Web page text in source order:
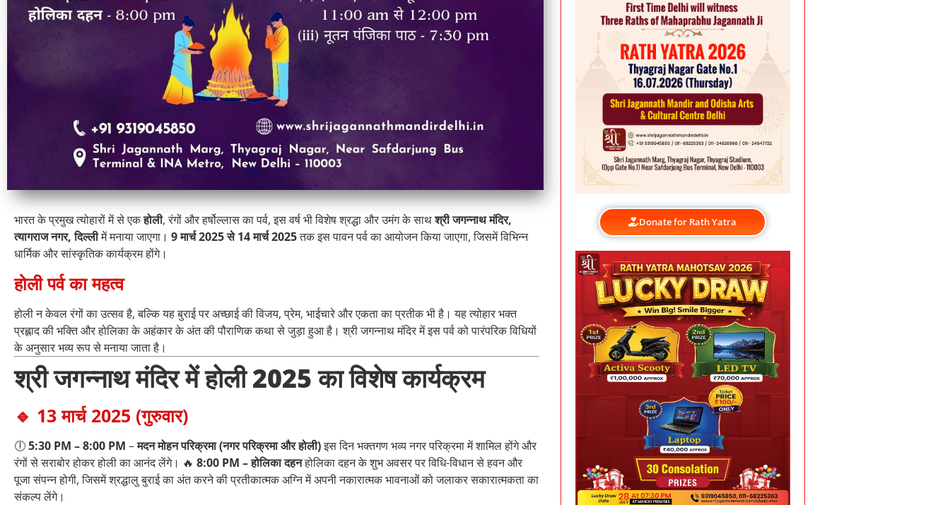
भारत के प्रमुख त्योहारों में से एकहोली, रंगों और हर्षोल्लास का पर्व, इस वर्ष भी विशेष श्रद्धा और उमंग के साथश्री जगन्नाथ मंदिर,
त्यागराज नगर, दिल्लीमें मनाया जाएगा। 9 मार्च 2025 से 14 मार्च 2025तक इस पावन पर्व का आयोजन किया जाएगा, जिसमें विभिन्न
धार्मिक और सांस्कृतिक कार्यक्रम होंगे।
होली पर्व का महत्व
होली न केवल रंगों का उत्सव है, बल्कि यह बुराई पर अच्छाई की विजय, प्रेम, भाईचारे और एकता का प्रतीक भी है। यह त्योहार भक्त
प्रह्लाद की भक्ति और होलिका के अहंकार के अंत की पौराणिक कथा से जुड़ा हुआ है। श्री जगन्नाथ मंदिर में इस पर्व को पारंपरिक विधियों
के अनुसार भव्य रूप से मनाया जाता है।
श्री जगन्नाथ मंदिर में होली 2025 का विशेष कार्यक्रम
🔹 13 मार्च 2025 (गुरुवार)
🕕5:30 PM – 8:00 PM –मदन मोहन परिक्रमा (नगर परिक्रमा और होली)इस दिन भक्तगण भव्य नगर परिक्रमा में शामिल होंगे और
रंगों से सराबोर होकर होली का आनंद लेंगे। 🔥 8:00 PM – होलिका दहनहोलिका दहन के शुभ अवसर पर विधि-विधान से हवन और
पूजा संपन्न होगी, जिसमें श्रद्धालु बुराई का अंत करने की प्रतीकात्मक अग्नि में अपनी नकारात्मक भावनाओं को जलाकर सकारात्मकता का
संकल्प लेंगे।
Donate for Rath Yatra